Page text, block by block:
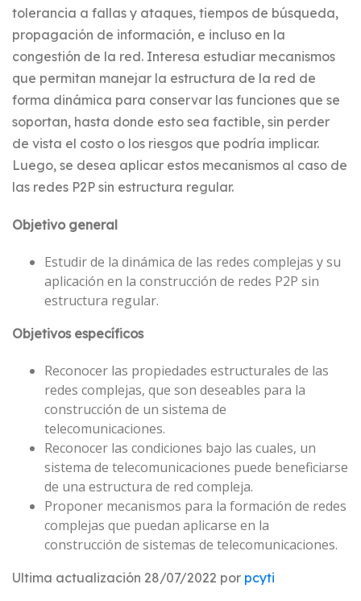
tolerancia a fallas y ataques, tiempos de búsqueda,
propagación de información, e incluso en la
congestión de la red. Interesa estudiar mecanismos
que permitan manejar la estructura de la red de
forma dinámica para conservar las funciones que se
soportan, hasta donde esto sea factible, sin perder
de vista el costo o los riesgos que podría implicar.
Luego, se desea aplicar estos mecanismos al caso de
las redes P2P sin estructura regular.
Objetivo general
Estudir de la dinámica de las redes complejas y su
aplicación en la construcción de redes P2P sin
estructura regular.
Objetivos específicos
Reconocer las propiedades estructurales de las
redes complejas, que son deseables para la
construcción de un sistema de
telecomunicaciones.
Reconocer las condiciones bajo las cuales, un
sistema de telecomunicaciones puede beneficiarse
de una estructura de red compleja.
Proponer mecanismos para la formación de redes
complejas que puedan aplicarse en la
construcción de sistemas de telecomunicaciones.
Ultima actualización 28/07/2022 por pcyti